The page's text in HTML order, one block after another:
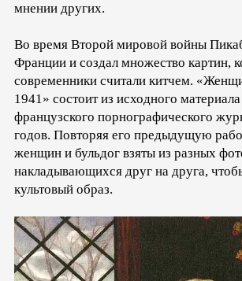
мнении других.
Во время Второй мировой войны
Франции и создал множество картин,
современники считали китчем.
1941» состоит из исходного материала
французского порнографического
годов. Повторяя его предыдущую
женщин и бульдог взяты из разных
накладывающихся друг на друга,
культовый образ.